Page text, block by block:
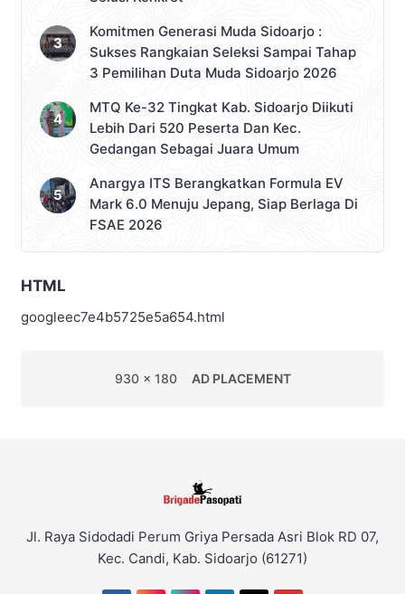
Komitmen Generasi Muda Sidoarjo :
Sukses Rangkaian Seleksi Sampai Tahap
3 Pemilihan Duta Muda Sidoarjo 2026
MTQ Ke-32 Tingkat Kab. Sidoarjo Diikuti
Lebih Dari 520 Peserta Dan Kec.
Gedangan Sebagai Juara Umum
Anargya ITS Berangkatkan Formula EV
Mark 6.0 Menuju Jepang, Siap Berlaga Di
FSAE 2026
HTML
googleec7e4b5725e5a654.html
930 x 180 AD PLACEMENT
Jl. Raya Sidodadi Perum Griya Persada Asri Blok RD 07,
Kec. Candi, Kab. Sidoarjo (61271)